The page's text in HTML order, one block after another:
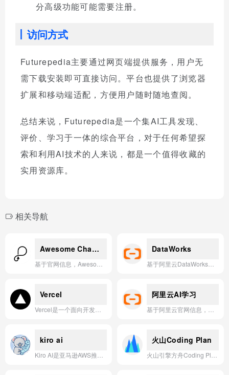
分高级功能可能需要注册。
访问方式
Futurepedia主要通过网页端提供服务，用户无
需下载安装即可直接访问。平台也提供了浏览器
扩展和移动端适配，方便用户随时随地查阅。
总结来说，Futurepedia是一个集AI工具发现、
评价、学习于一体的综合平台，对于任何希望探
索和利用AI技术的人来说，都是一个值得收藏的
实用资源库。
相关导航
Awesome ChatGPT Prompts DataWorks
Vercel 阿里云AI学习
kiro ai 火山Coding Plan